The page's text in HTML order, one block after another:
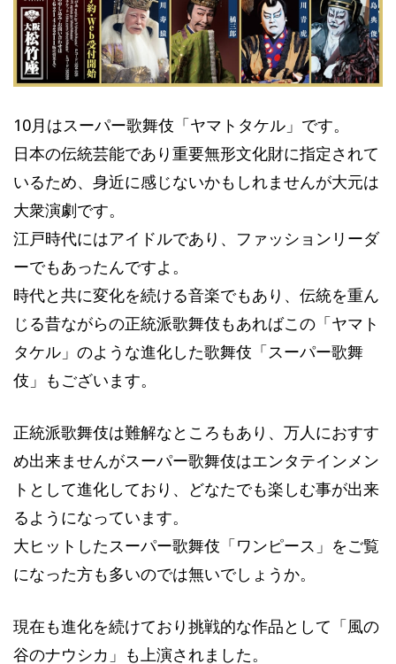
10月はスーパー歌舞伎「ヤマトタケル」です。
日本の伝統芸能であり重要無形文化財に指定されて
いるため、身近に感じないかもしれませんが大元は
大衆演劇です。
江戸時代にはアイドルであり、ファッションリーダ
ーでもあったんですよ。
時代と共に変化を続ける音楽でもあり、伝統を重ん
じる昔ながらの正統派歌舞伎もあればこの「ヤマト
タケル」のような進化した歌舞伎「スーパー歌舞
伎」もございます。
正統派歌舞伎は難解なところもあり、万人におすす
め出来ませんがスーパー歌舞伎はエンタテインメン
トとして進化しており、どなたでも楽しむ事が出来
るようになっています。
大ヒットしたスーパー歌舞伎「ワンピース」をご覧
になった方も多いのでは無いでしょうか。
現在も進化を続けており挑戦的な作品として「風の
谷のナウシカ」も上演されました。